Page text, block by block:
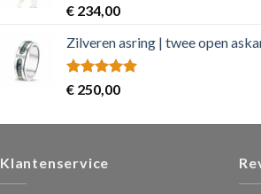
Rated5.00
out of 5
€ 234,00
Zilveren asring | twee open
Rated5.00
out of 5
€ 250,00
Klantenservice